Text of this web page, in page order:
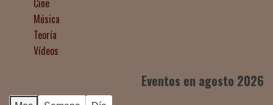
Cine
Música
Teoría
Vídeos
Eventos en agosto 2026